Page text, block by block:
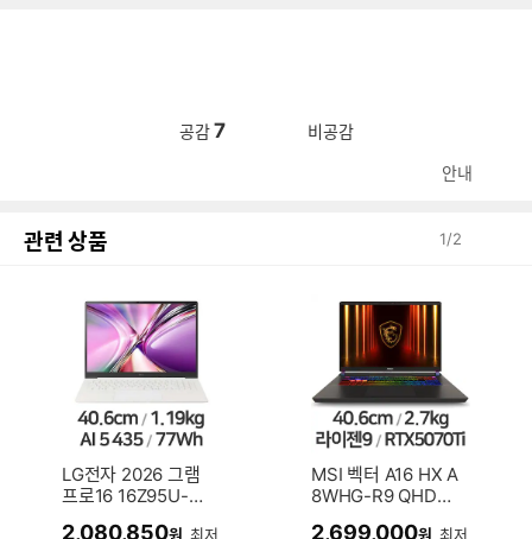
공감 7 비공감
안내
관련 상품 1/2
LG전자 2026 그램
프로16 16Z95U-G
2,080,850원 최저
MSI 벡터 A16 HX A
8WHG-R9 QHD+
2,699,000원 최저